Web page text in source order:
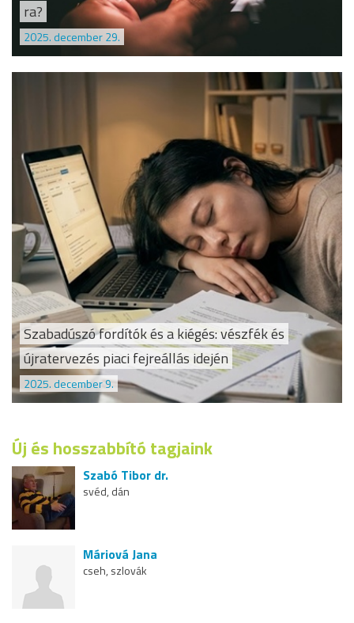
ra?
2025. december 29.
Szabadúszó fordítók és a kiégés: vészfék és
újratervezés piaci fejreállás idején
2025. december 9.
Új és hosszabbító tagjaink
Szabó Tibor dr.
svéd, dán
Máriová Jana
cseh, szlovák